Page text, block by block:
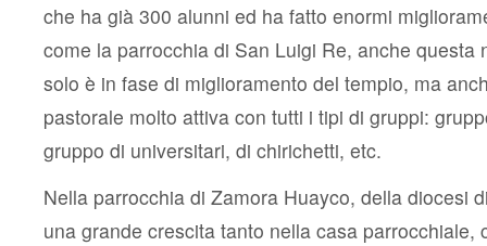
che ha già 300 alunni ed ha fatto enormi
come la parrocchia di San Luigi Re, anche questa
solo è in fase di miglioramento del tempio, ma
pastorale molto attiva con tutti i tipi di gruppi:
gruppo di universitari, di chirichetti, etc.
Nella parrocchia di Zamora Huayco, della diocesi
una grande crescita tanto nella casa parrocchiale,